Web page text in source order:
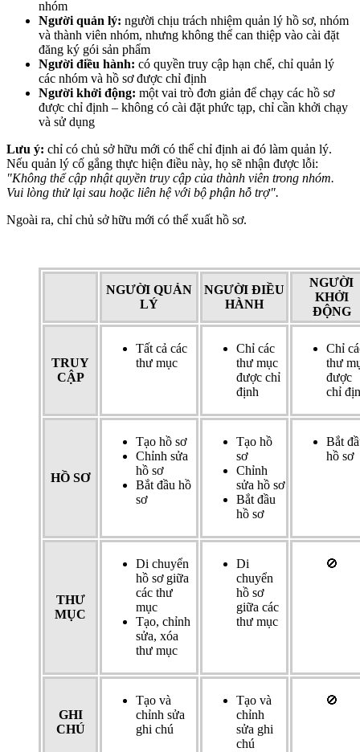
nhóm
Người quản lý: người chịu trách nhiệm quản lý hồ sơ, nhóm
và thành viên nhóm, nhưng không thể can thiệp vào cài đặt
đăng ký gói sản phẩm
Người điều hành: có quyền truy cập hạn chế, chỉ quản lý
các nhóm và hồ sơ được chỉ định
Người khởi động: một vai trò đơn giản để chạy các hồ sơ
được chỉ định – không có cài đặt phức tạp, chỉ cần khởi chạy
và sử dụng
Lưu ý: chỉ có chủ sở hữu mới có thể chỉ định ai đó làm quản lý.
Nếu quản lý cố gắng thực hiện điều này, họ sẽ nhận được lỗi:
"Không thể cập nhật quyền truy cập của thành viên trong nhóm.
Vui lòng thử lại sau hoặc liên hệ với bộ phận hỗ trợ".
Ngoài ra, chỉ chủ sở hữu mới có thể xuất hồ sơ.
NGƯỜI QUẢN
LÝ
NGƯỜI ĐIỀU
HÀNH
NGƯỜI
KHỞI
ĐỘNG
TRUY
CẬP
Tất cả các
thư mục
Chỉ các
thư mục
được chỉ
định
Chỉ
thư
được
chỉ
HỒ SƠ
Tạo hồ sơ
Chỉnh sửa
hồ sơ
Bắt đầu hồ
sơ
Tạo hồ
sơ
Chỉnh
sửa hồ sơ
Bắt đầu
hồ sơ
Bắt
hồ sơ
THƯ
MỤC
Di chuyển
hồ sơ giữa
các thư
mục
Tạo, chỉnh
sửa, xóa
thư mục
Di
chuyển
hồ sơ
giữa các
thư mục
🚫
GHI
CHÚ
Tạo và
chỉnh sửa
ghi chú
Tạo và
chỉnh
sửa ghi
chú
🚫